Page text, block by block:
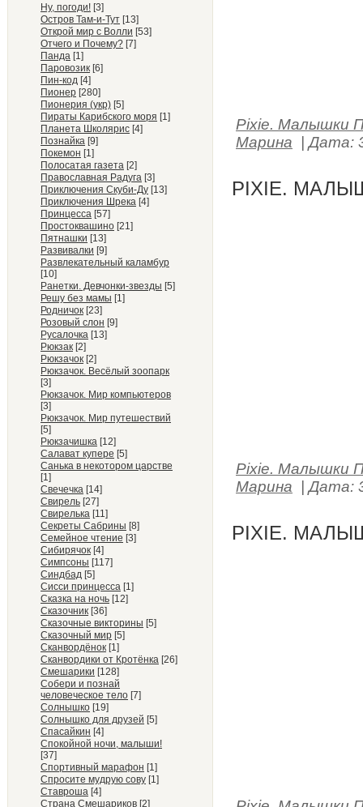
Ну, погоди! [3]
Остров Там-и-Тут [13]
Открой мир с Волли [53]
Отчего и Почему? [7]
Панда [1]
Паровозик [6]
Пин-код [4]
Пионер [280]
Пионерия (укр) [5]
Пираты Карибского моря [1]
Планета Школярис [4]
Познайка [9]
Покемон [1]
Полосатая газета [2]
Православная Радуга [3]
Приключения Скуби-Ду [13]
Приключения Шрека [4]
Принцесса [57]
Простоквашино [21]
Пятнашки [13]
Развивалки [9]
Развлекательный каламбур
[10]
Ранетки. Девчонки-звезды [5]
Решу без мамы [1]
Родничок [23]
Розовый слон [9]
Русалочка [13]
Рюкзак [2]
Рюкзачок [2]
Рюкзачок. Весёлый зоопарк
[3]
Рюкзачок. Мир компьютеров
[3]
Рюкзачок. Мир путешествий
[5]
Рюкзачишка [12]
Салават купере [5]
Санька в некотором царстве
[1]
Свечечка [14]
Свирель [27]
Свирелька [11]
Секреты Сабрины [8]
Семейное чтение [3]
Сибирячок [4]
Симпсоны [117]
Синдбад [5]
Сисси принцесса [1]
Сказка на ночь [12]
Сказочник [36]
Сказочные викторины [5]
Сказочный мир [5]
Сканвордёнок [1]
Сканвордики от Кротёнка [26]
Смешарики [128]
Собери и познай
человеческое тело [7]
Солнышко [19]
Солнышко для друзей [5]
Спасайкин [4]
Спокойной ночи, малыши!
[37]
Спортивный марафон [1]
Спросите мудрую сову [1]
Ставроша [4]
Страна Смешариков [2]
Pixie. Малышки
Марина
|Дата:
PIXIE.
Pixie. Малышки
Марина
|Дата:
PIXIE.